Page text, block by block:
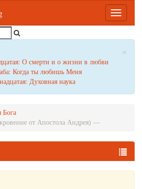
Toggle
×
О смерти и о жизни в любви
Когда ты любишь Меня
Духовная наука
Бога
от Апостола Андрея) —